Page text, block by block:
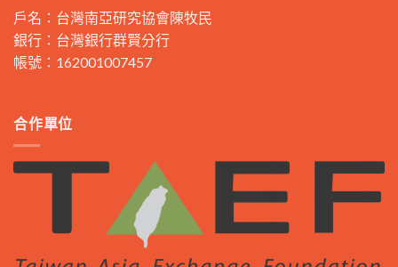
戶名：台灣南亞研究協會陳牧民
銀行：台灣銀行群賢分行
帳號：162001007457
合作單位